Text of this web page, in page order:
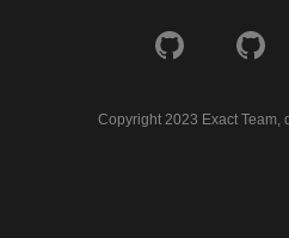
Copyright 2023 Exact Team,